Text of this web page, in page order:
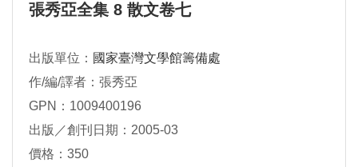
張秀亞全集 8 散文卷七
出版單位： 國家臺灣文學館籌備處
作/編/譯者：張秀亞
GPN：1009400196
出版／創刊日期：2005-03
價格：350